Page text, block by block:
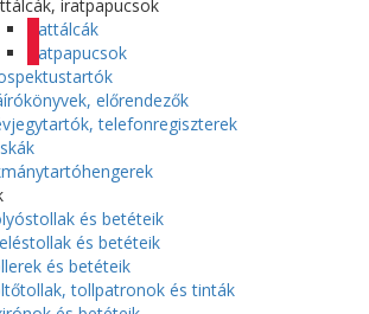
iratpapucsok
Irattálcák
Iratpapucsok
előrendezők
telefonregiszterek
és betéteik
és betéteik
és betéteik
tollpatronok és tinták